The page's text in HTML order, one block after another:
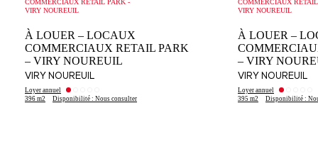
COMMERCIAUX RETAIL PARK -
VIRY NOUREUIL
À LOUER – LOCAUX
COMMERCIAUX RETAIL PARK
– VIRY NOUREUIL
VIRY NOUREUIL
Loyer annuel
396 m2
Disponibilité : Nous consulter
COMMERCIAUX
VIRY NOUREUIL
À LOUER –
– VIRY
VIRY NOUREUIL
Loyer annuel
395 m2
Disponibilité :